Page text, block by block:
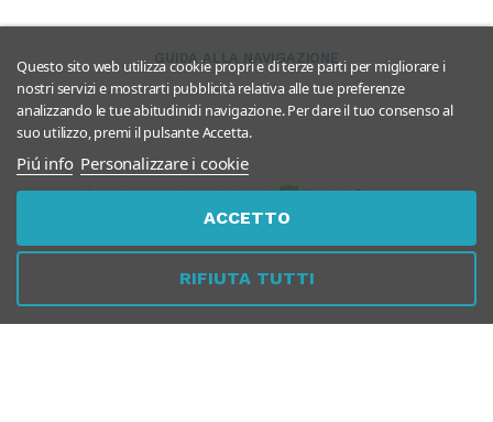
GUIDA ALLA NAVIGAZIONE
Questo negozio partecipa al Program
Questo sito web utilizza cookie propri e di terze parti per migliorare i
nostri servizi e mostrarti pubblicità relativa alle tue preferenze
analizzando le tue abitudinidi navigazione. Per dare il tuo consenso al
suo utilizzo, premi il pulsante Accetta.
Piú info Personalizzare i cookie
RIFIUTA TUTTI
ACCETTO